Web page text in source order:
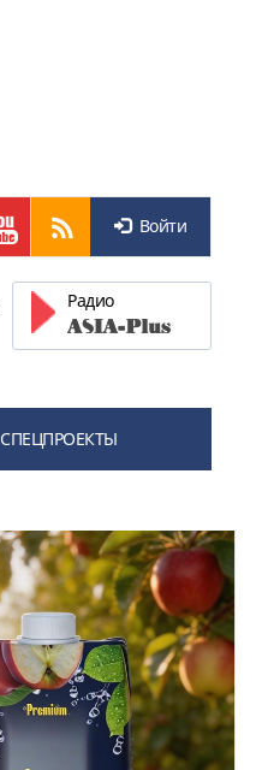
Войти
Радио
СПЕЦПРОЕКТЫ